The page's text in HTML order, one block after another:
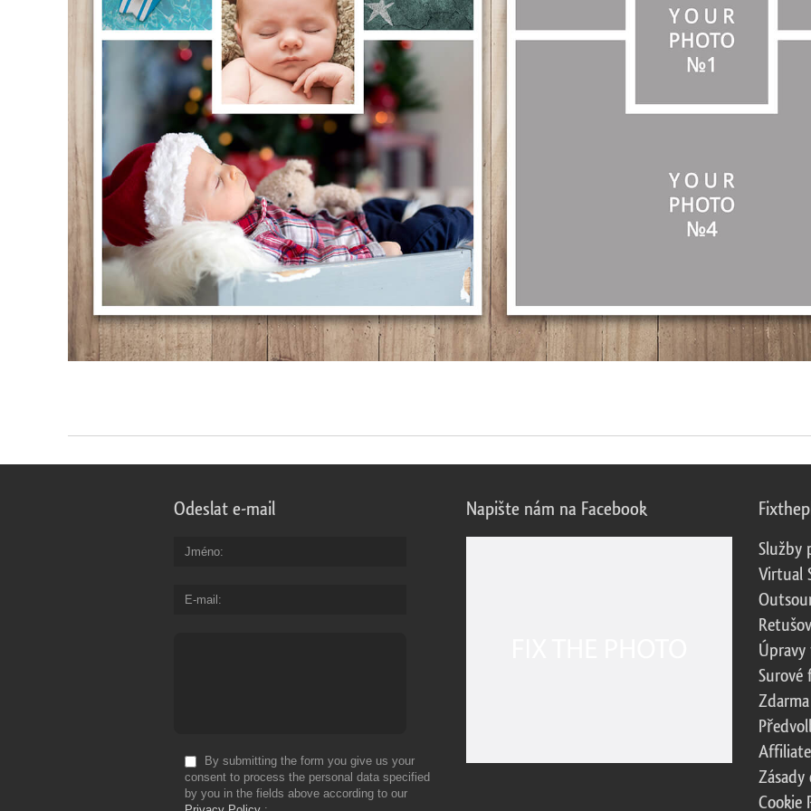
Služby retušování produktů Data pro výcvik AI
Odeslat e-mail
Jméno
E-mail
By submitting the form you give us your
consent to process the personal data specified
by you in the fields above according to our
Napište nám na Facebook
Služby
Virtual
Surové
Cookie